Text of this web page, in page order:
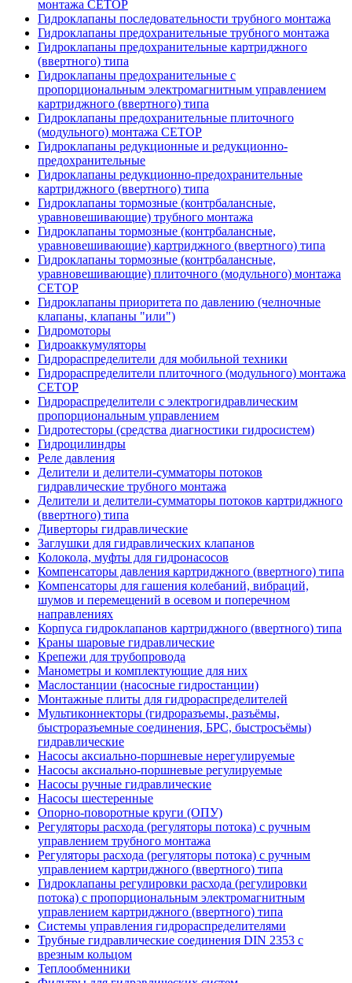
монтажа CETOP
Гидроклапаны последовательности трубного монтажа
Гидроклапаны предохранительные трубного монтажа
Гидроклапаны предохранительные картриджного
(ввертного) типа
Гидроклапаны предохранительные с
пропорциональным электромагнитным управлением
картриджного (ввертного) типа
Гидроклапаны предохранительные плиточного
(модульного) монтажа CETOP
Гидроклапаны редукционные и редукционно-
предохранительные
Гидроклапаны редукционно-предохранительные
картриджного (ввертного) типа
Гидроклапаны тормозные (контрбалансные,
уравновешивающие) трубного монтажа
Гидроклапаны тормозные (контрбалансные,
уравновешивающие) картриджного (ввертного) типа
Гидроклапаны тормозные (контрбалансные,
уравновешивающие) плиточного (модульного) монтажа
CETOP
Гидроклапаны приоритета по давлению (челночные
клапаны, клапаны "или")
Гидромоторы
Гидроаккумуляторы
Гидрораспределители для мобильной техники
Гидрораспределители плиточного (модульного) монтажа
СЕТОР
Гидрораспределители с электрогидравлическим
пропорциональным управлением
Гидротесторы (средства диагностики гидросистем)
Гидроцилиндры
Реле давления
Делители и делители-сумматоры потоков
гидравлические трубного монтажа
Делители и делители-сумматоры потоков картриджного
(ввертного) типа
Диверторы гидравлические
Заглушки для гидравлических клапанов
Колокола, муфты для гидронасосов
Компенсаторы давления картриджного (ввертного) типа
Компенсаторы для гашения колебаний, вибраций,
шумов и перемещений в осевом и поперечном
направлениях
Корпуса гидроклапанов картриджного (ввертного) типа
Краны шаровые гидравлические
Крепежи для трубопровода
Манометры и комплектующие для них
Маслостанции (насосные гидростанции)
Монтажные плиты для гидрораспределителей
Мультиконнекторы (гидроразъемы, разъёмы,
быстроразъемные соединения, БРС, быстросъёмы)
гидравлические
Насосы аксиально-поршневые нерегулируемые
Насосы аксиально-поршневые регулируемые
Насосы ручные гидравлические
Насосы шестеренные
Опорно-поворотные круги (ОПУ)
Регуляторы расхода (регуляторы потока) с ручным
управлением трубного монтажа
Регуляторы расхода (регуляторы потока) с ручным
управлением картриджного (ввертного) типа
Гидроклапаны регулировки расхода (регулировки
потока) с пропорциональным электромагнитным
управлением картриджного (ввертного) типа
Системы управления гидрораспределителями
Трубные гидравлические соединения DIN 2353 с
врезным кольцом
Теплообменники